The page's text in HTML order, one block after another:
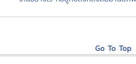
Go To Top